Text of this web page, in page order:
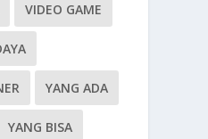
VIDEO GAME
YANG ADA
YANG BISA